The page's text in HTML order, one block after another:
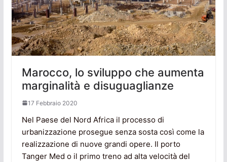
Marocco, lo sviluppo che aumenta
marginalità e disuguaglianze
17 Febbraio 2020
Nel Paese del Nord Africa il processo di
urbanizzazione prosegue senza sosta così come la
realizzazione di nuove grandi opere. Il porto
Tanger Med o il primo treno ad alta velocità del